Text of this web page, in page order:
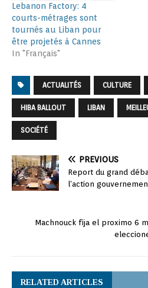
Lebanon Factory: 4
courts-métrages sont
tournés au Liban pour
être projetés à Cannes
In "Français"
ACTUALITÉS CULTURE
HIBA BALLOUT LIBAN
SOCIÉTÉ
PREVIOUS
Report du grand
l’action
Machnouck fija el proximo 6
RELATED ARTICLES